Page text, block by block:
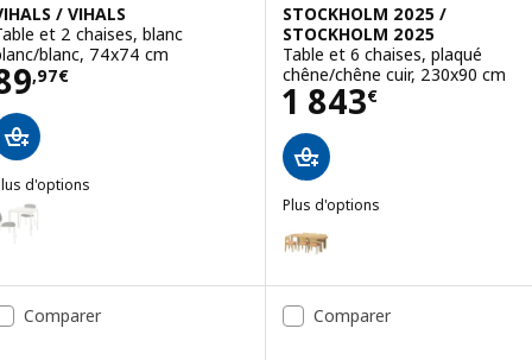
/ VIHALS
et 2 chaises, blanc
blanc, 74x74 cm
,97€
89,97€
d'options
/ VIHALS
: VIHALS / VIHALS, Table et 2 chaises, blanc blanc/blanc
: VIHALS / VIHALS, Table et 2 chaises, blanc blanc/vert
STOCKHOLM 2025 /
STOCKHOLM 2025
Table et 6 chaises, plaqué
chêne/chêne cuir, 230x90 cm
1 843€
Prix 1843€
Plus d'options
Option : STOCKHOLM 2025 /
Option : STOCKHOLM 2025 /
Comparer
Comparer